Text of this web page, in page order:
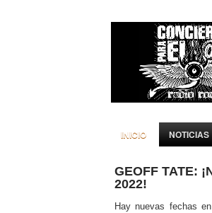
INICIO NOTICIAS
GEOFF TATE:
2022!
Hay nuevas fechas